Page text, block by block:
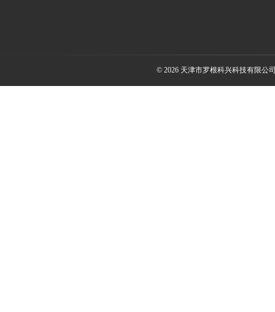
© 2026 天津市罗根科兴科技有限公